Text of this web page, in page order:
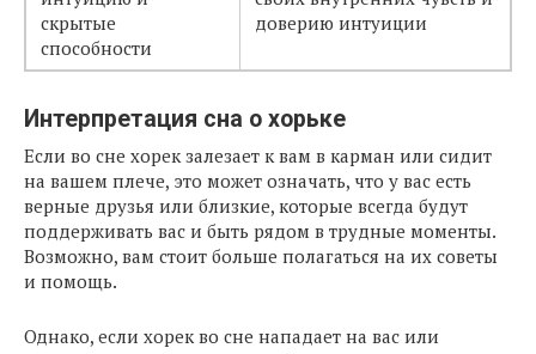
скрытые
способности
доверию интуиции
Интерпретация сна о хорьке
Если во сне хорек залезает к вам в карман или сидит
на вашем плече, это может означать, что у вас есть
верные друзья или близкие, которые всегда будут
поддерживать вас и быть рядом в трудные моменты.
Возможно, вам стоит больше полагаться на их советы
и помощь.
Однако, если хорек во сне нападает на вас или